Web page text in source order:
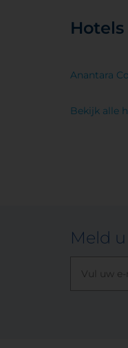
Anantara
Bekijk alle
Meld